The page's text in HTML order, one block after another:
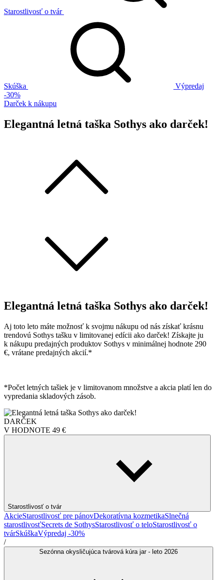
Starostlivosť o tvár
Skúška
Výpredaj
-30%
Darček k nákupu
Elegantná letná taška Sothys ako darček!
Elegantná letná taška Sothys ako darček!
Aj toto leto máte možnosť k svojmu nákupu od nás získať krásnu
trendovú Sothys tašku v limitovanej edícii ako darček! Získajte ju
k nákupu predajných produktov Sothys v minimálnej hodnote 290
€, vrátane predajných akcií.*
*Počet letných tašiek je v limitovanom množstve a akcia platí len do
vypredania skladových zásob.
DARČEK
V HODNOTE 49 €
Starostlivosť o tvár
AkcieStarostlivosť pre pánovDekoratívna kozmetikaSlnečná
starostlivosťSecrets de SothysStarostlivosť o teloStarostlivosť o
tvárSkúškaVýpredaj -30%
/
Sezónna okysličujúca tvárová kúra jar - leto 2026